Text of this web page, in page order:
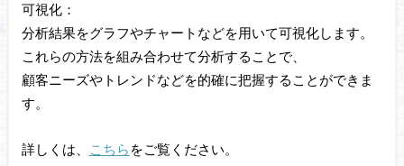
可視化：
分析結果をグラフやチャートなどを用いて可視化します。
これらの方法を組み合わせて分析することで、
顧客ニーズやトレンドなどを的確に把握することができま
す。
詳しくは、 こちら をご覧ください。